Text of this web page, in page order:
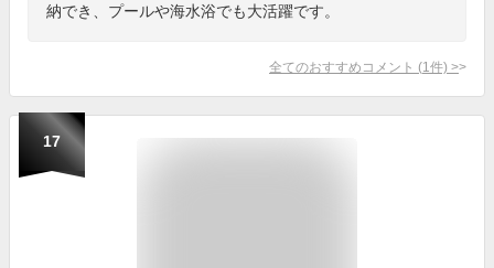
納でき、プールや海水浴でも大活躍です。
全てのおすすめコメント (1 件) >
17